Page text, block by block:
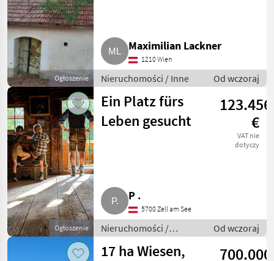
Ogłoszenie
Maximilian Lackner
1210 Wien
Nieruchomości / Inne Od wczoraj
Ogłoszenie
Ein Platz fürs
Leben gesucht
123.456
€
VAT nie
dotyczy
P .
5700 Zell am See
Nieruchomości /
Gospodarstwa
Od wczoraj
17 ha Wiesen, 700.000